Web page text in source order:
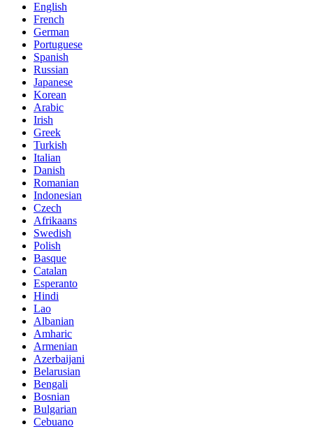
English
French
German
Portuguese
Spanish
Russian
Japanese
Korean
Arabic
Irish
Greek
Turkish
Italian
Danish
Romanian
Indonesian
Czech
Afrikaans
Swedish
Polish
Basque
Catalan
Esperanto
Hindi
Lao
Albanian
Amharic
Armenian
Azerbaijani
Belarusian
Bengali
Bosnian
Bulgarian
Cebuano